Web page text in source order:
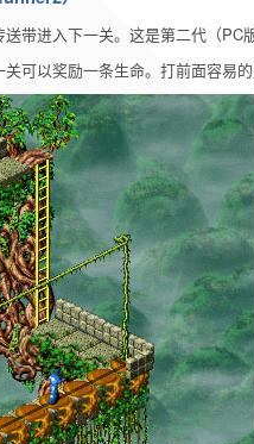
进入下一关。这是第二代（PC
可以奖励一条生命。打前面容易